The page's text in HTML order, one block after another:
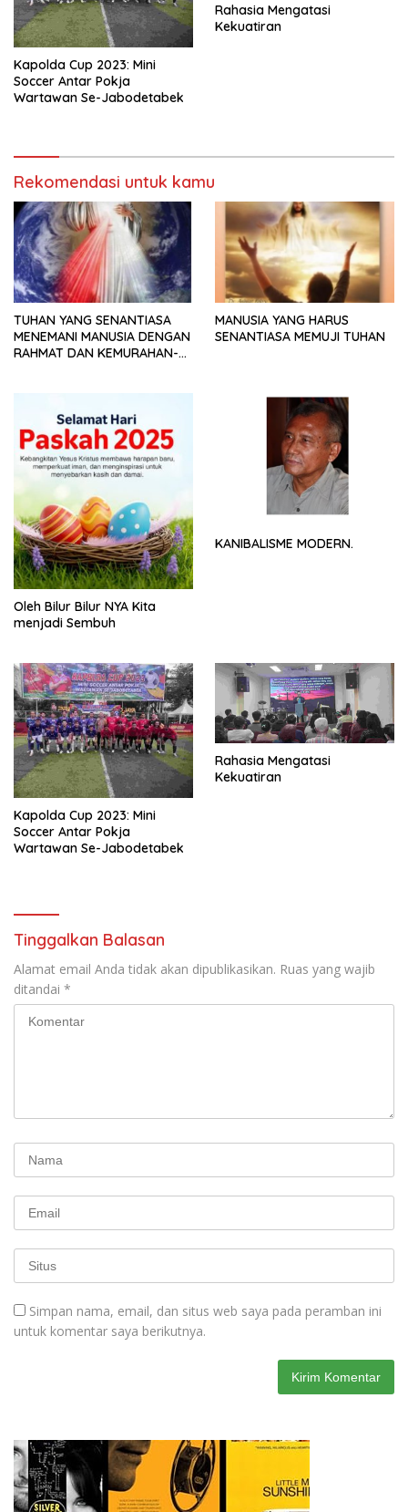
Kapolda Cup 2023: Mini
Soccer Antar Pokja
Wartawan Se-Jabodetabek
Rahasia Mengatasi
Kekuatiran
Rekomendasi untuk kamu
TUHAN YANG SENANTIASA
MENEMANI MANUSIA DENGAN
RAHMAT DAN KEMURAHAN-
MANUSIA YANG HARUS
SENANTIASA MEMUJI TUHAN
Oleh Bilur Bilur NYA Kita
menjadi Sembuh
KANIBALISME MODERN.
Kapolda Cup 2023: Mini
Soccer Antar Pokja
Wartawan Se-Jabodetabek
Rahasia Mengatasi
Kekuatiran
Tinggalkan Balasan
Alamat email Anda tidak akan dipublikasikan. Ruas yang wajib
ditandai *
Simpan nama, email, dan situs web saya pada peramban ini
untuk komentar saya berikutnya.